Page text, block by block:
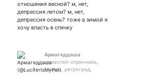
её/ты
отношения весной? м, нет,
депрессия летом? м, нет,
депрессия осень? тоже а зимой я
хочу впасть в спячку
Армагеддаша
грамотей-опричникъ,
зануда, ретроград,